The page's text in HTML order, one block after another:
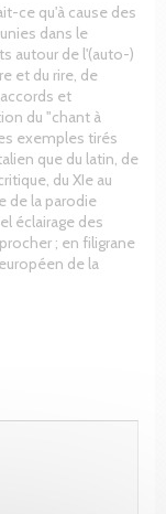
ce qu'à cause des
dans le
autour de l'(auto-)
et du rire, de
et
du "chant à
exemples tirés
que du latin, de
du XIe au
de la parodie
éclairage des
; en filigrane
de la